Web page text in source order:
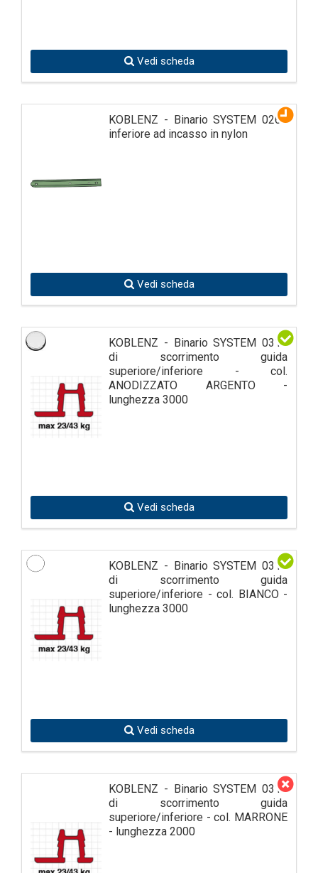
Vedi scheda
KOBLENZ - Binario SYSTEM 0260
inferiore ad incasso in nylon
Vedi scheda
KOBLENZ - Binario SYSTEM 0310
di scorrimento guida
superiore/inferiore - col.
ANODIZZATO ARGENTO -
lunghezza 3000
Vedi scheda
KOBLENZ - Binario SYSTEM 0310
di scorrimento guida
superiore/inferiore - col. BIANCO -
lunghezza 3000
Vedi scheda
KOBLENZ - Binario SYSTEM 0310
di scorrimento guida
superiore/inferiore - col. MARRONE
- lunghezza 2000